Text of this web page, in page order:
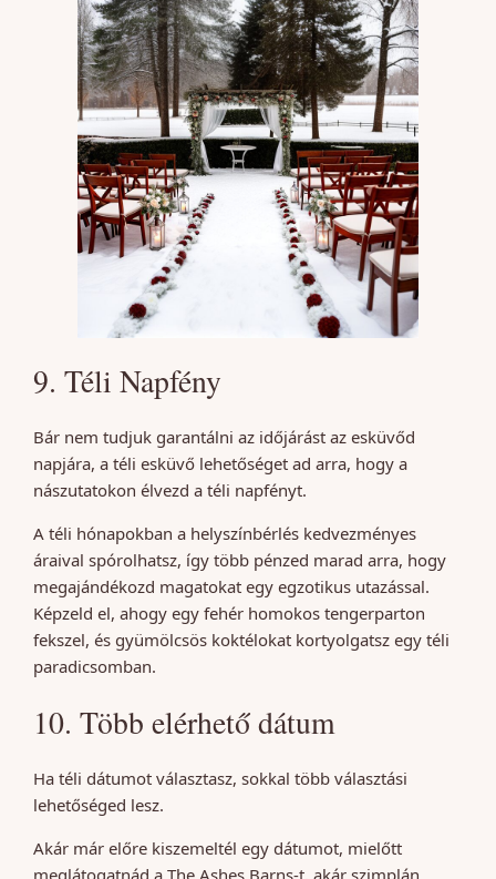
9. Téli Napfény
Bár nem tudjuk garantálni az időjárást az esküvőd
napjára, a téli esküvő lehetőséget ad arra, hogy a
nászutatokon élvezd a téli napfényt.
A téli hónapokban a helyszínbérlés kedvezményes
áraival spórolhatsz, így több pénzed marad arra, hogy
megajándékozd magatokat egy egzotikus utazással.
Képzeld el, ahogy egy fehér homokos tengerparton
fekszel, és gyümölcsös koktélokat kortyolgatsz egy téli
paradicsomban.
10. Több elérhető dátum
Ha téli dátumot választasz, sokkal több választási
lehetőséged lesz.
Akár már előre kiszemeltél egy dátumot, mielőtt